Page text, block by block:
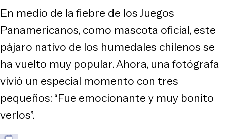
En medio de la fiebre de los Juegos
Panamericanos, como mascota oficial, este
pájaro nativo de los humedales chilenos se
ha vuelto muy popular. Ahora, una fotógrafa
vivió un especial momento con tres
pequeños: “Fue emocionante y muy bonito
verlos”.